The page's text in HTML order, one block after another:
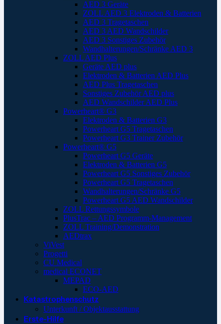
AED 3 Geräte
ZOLL AED 3 Elektroden & Batterien
AED 3 Tragetaschen
AED 3 AED Wandschilder
AED 3 Sonstiges Zubehör
Wandhalterungen/Schränke AED 3
ZOLL AED Plus
Geräte AED plus
Elektroden & Batterien AED Plus
AED Plus Tragetaschen
Sonstiges Zubehör AED plus
AED Wandschilder AED Plus
Powerheart® G3
Elektroden & Batterien G3
Powerheart G5 Tragetaschen
Powerheart G3 Trainer Zubehör
Powerheart® G5
Powerheart G5 Geräte
Elektroden & Batterien G5
Powerheart G5 Sonstiges Zubehör
Powerheart G5 Tragetaschen
Wandhalterungen/Schränke G5
Powerheart G5 AED Wandschilder
ZOLL Rettungssymbole
PlusTrac – AED Programm-Management
ZOLL Training/Demonstration
AEDtrax
ViVest
Progetti
CU Medical
medical ECONET
MEPAD
ECO-AED
Katastrophenschutz
Unterkunft / Objektausstattung
Erste-Hilfe